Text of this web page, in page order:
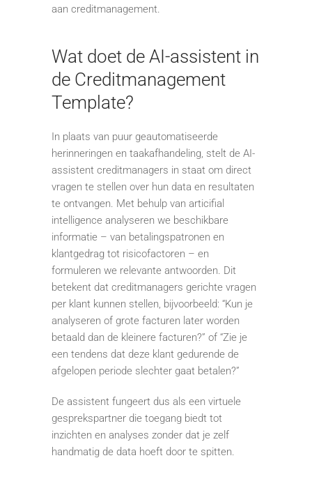
aan creditmanagement.
Wat doet de AI-assistent in
de Creditmanagement
Template?
In plaats van puur geautomatiseerde
herinneringen en taakafhandeling, stelt de AI-
assistent creditmanagers in staat om direct
vragen te stellen over hun data en resultaten
te ontvangen. Met behulp van articifial
intelligence analyseren we beschikbare
informatie – van betalingspatronen en
klantgedrag tot risicofactoren – en
formuleren we relevante antwoorden. Dit
betekent dat creditmanagers gerichte vragen
per klant kunnen stellen, bijvoorbeeld: “Kun je
analyseren of grote facturen later worden
betaald dan de kleinere facturen?” of “Zie je
een tendens dat deze klant gedurende de
afgelopen periode slechter gaat betalen?”
De assistent fungeert dus als een virtuele
gesprekspartner die toegang biedt tot
inzichten en analyses zonder dat je zelf
handmatig de data hoeft door te spitten.